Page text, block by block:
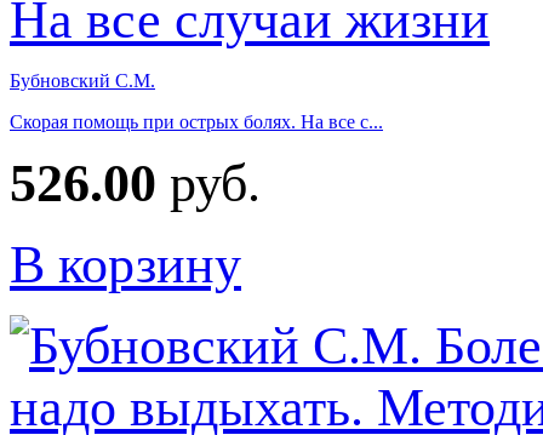
Бубновский С.М.
Скорая помощь при острых болях. На все с...
526.00 руб.
В корзину